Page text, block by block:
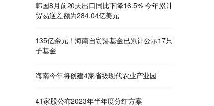
韩国8月前20天出口同比下降16.5% 今年累计
贸易逆差额为284.04亿美元
135亿余元！海南自贸港基金已累计公示17只
子基金
海南今年将创建4家省级现代农业产业园
41家股公布2023年半年度分红方案